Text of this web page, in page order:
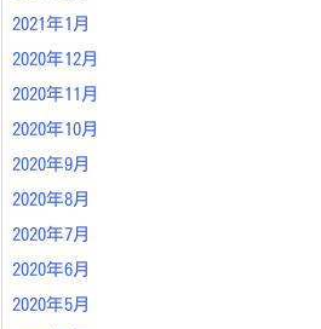
2021年1月
2020年12月
2020年11月
2020年10月
2020年9月
2020年8月
2020年7月
2020年6月
2020年5月